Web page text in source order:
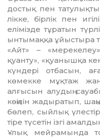
достық пен тату­лық­тың
лік­ке, бірлік пен
елімізде тұратын
ынтымаққа ұйыстыра
«Айт» –
қуанту», «қуанышқа
күн­де­рі отбасын,
көмекке мұқтаж
алғысын алудың
көңілін жадыратып,
бөлеп, сыйлық
тіре түсетін ізгі амалдың
Ұлық мейрамында